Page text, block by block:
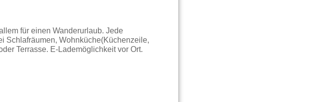
für einen Wanderurlaub. Jede
Schlafräumen, Wohnküche(Küchenzeile,
Terrasse. E-Lademöglichkeit vor Ort.